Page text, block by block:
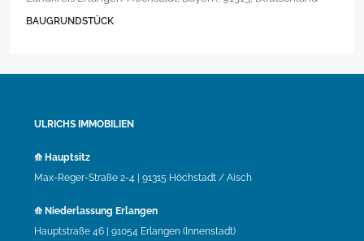
BAUGRUNDSTÜCK
ULRICHS IMMOBILIEN
⟰ Hauptsitz
Max-Reger-Straße 2-4 | 91315 Höchstadt / Aisch
⟰ Niederlassung Erlangen
Hauptstraße 46 | 91054 Erlangen (Innenstadt)